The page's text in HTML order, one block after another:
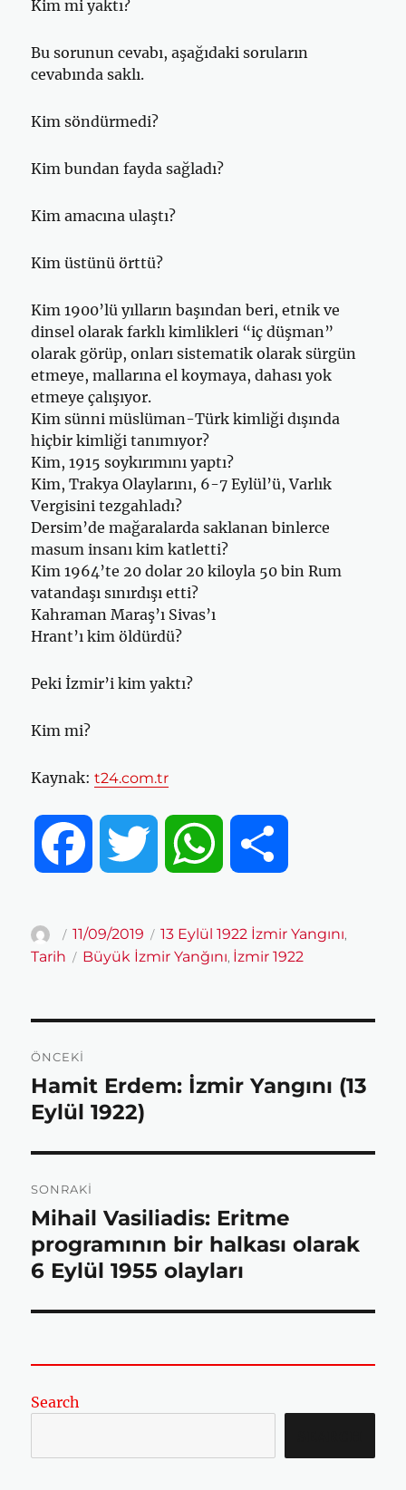
Kim mi yaktı?
Bu sorunun cevabı, aşağıdaki soruların
cevabında saklı.
Kim söndürmedi?
Kim bundan fayda sağladı?
Kim amacına ulaştı?
Kim üstünü örttü?
Kim 1900’lü yılların başından beri, etnik ve
dinsel olarak farklı kimlikleri “iç düşman”
olarak görüp, onları sistematik olarak sürgün
etmeye, mallarına el koymaya, dahası yok
etmeye çalışıyor.
Kim sünni müslüman-Türk kimliği dışında
hiçbir kimliği tanımıyor?
Kim, 1915 soykırımını yaptı?
Kim, Trakya Olaylarını, 6-7 Eylül’ü, Varlık
Vergisini tezgahladı?
Dersim’de mağaralarda saklanan binlerce
masum insanı kim katletti?
Kim 1964’te 20 dolar 20 kiloyla 50 bin Rum
vatandaşı sınırdışı etti?
Kahraman Maraş’ı Sivas’ı
Hrant’ı kim öldürdü?
Peki İzmir’i kim yaktı?
Kim mi?
Kaynak:t24.com.tr
c
e
b
k
i
t
a
t
s
p
a
r
Yazar
Yayın
tarihi
11/09/2019 Kategoriler
13 Eylül 1922 İzmir Yangını,
Tarih Etiketler
Büyük İzmir Yanğını, İzmir 1922
gezinmesi
ÖNCEKI
Önceki
yazı:
Hamit Erdem: İzmir Yangını (13
Eylül 1922)
SONRAKI
Sonraki
yazı:
Mihail Vasiliadis: Eritme
programının bir halkası olarak
6 Eylül 1955 olayları
Search